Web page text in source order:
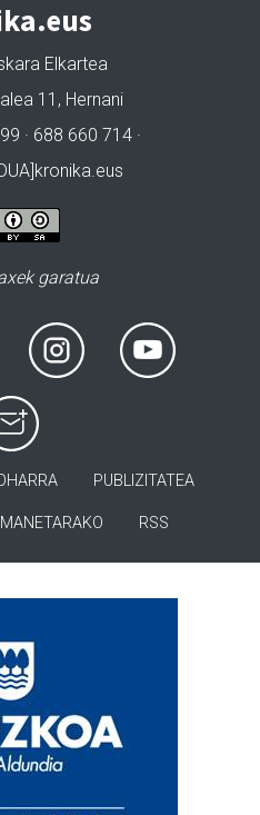
Elkartea
11, Hernani
· 688 660 714 ·
garatua
PUBLIZITATEA
RSS